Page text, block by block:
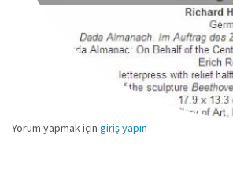
Yorum yapmak için giriş yapın